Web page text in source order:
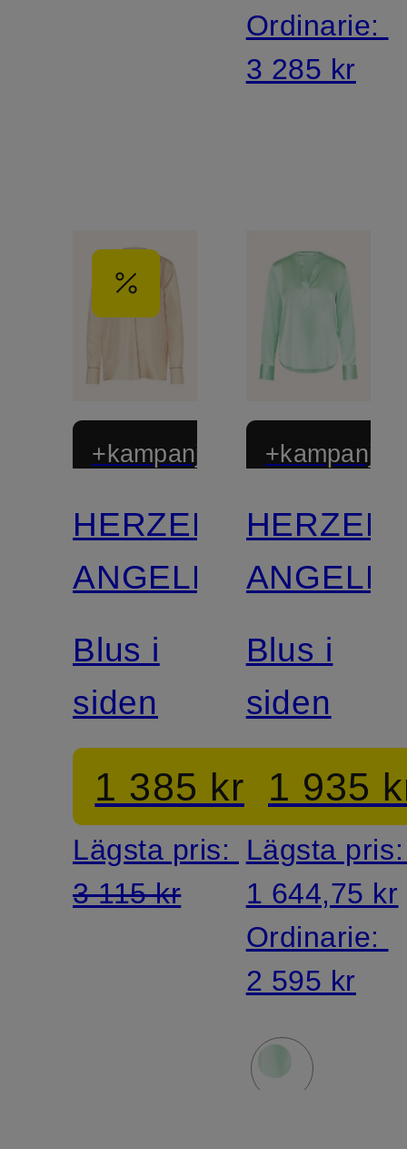
Ordinarie:
3 285 kr
+kampanjrabatt
HERZEN'S
ANGELEGENHEIT
Blus i
siden
1 385 kr
Lägsta pris:
3 115 kr
Blus i
siden
1 935
Lägsta
1 644,75 kr
Ordinarie:
2 595 kr